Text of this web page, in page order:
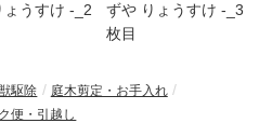
駆除
庭木剪定・お手入れ
便・引越し